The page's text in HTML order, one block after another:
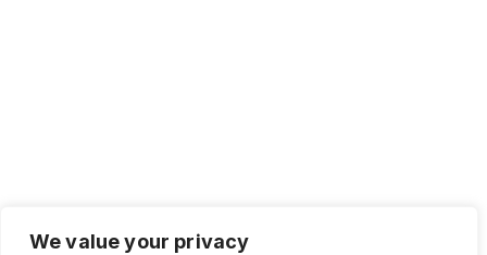
We value your privacy